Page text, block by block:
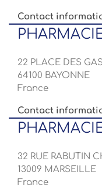
Contact
22 PLACE DES
64100 BAYONNE
France
Contact
32 RUE RABUTIN
13009 MARSEILLE
France